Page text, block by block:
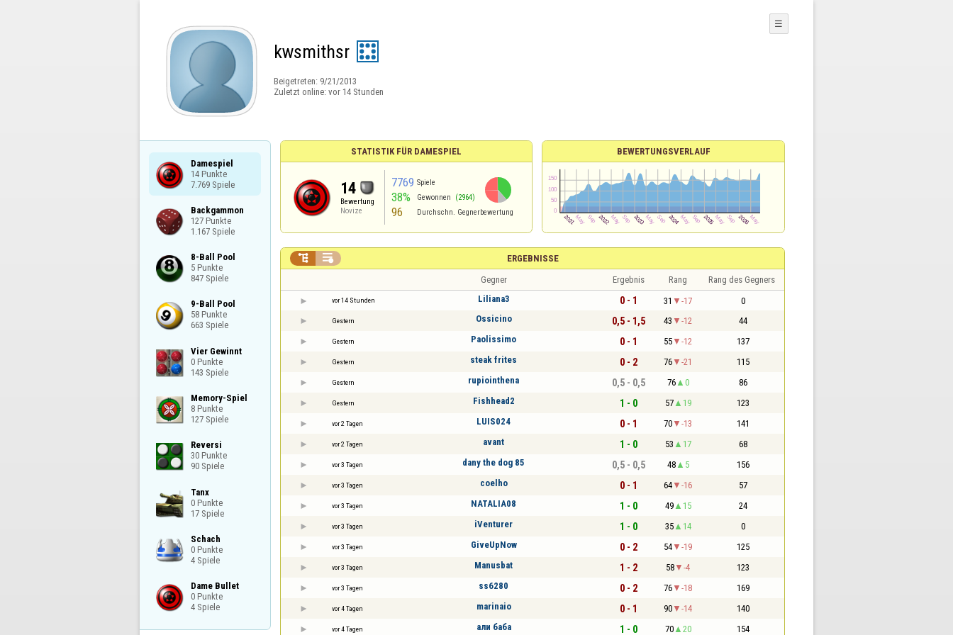
kwsmithsr
Beigetreten: 9/21/2013
Zuletzt online: vor 14 Stunden
☰
Damespiel
14 Punkte
7.769 Spiele
Backgammon
127 Punkte
1.167 Spiele
8-Ball Pool
5 Punkte
847 Spiele
9-Ball Pool
58 Punkte
663 Spiele
Vier Gewinnt
0 Punkte
143 Spiele
Memory-Spiel
8 Punkte
127 Spiele
Reversi
30 Punkte
90 Spiele
Tanx
0 Punkte
17 Spiele
Schach
0 Punkte
4 Spiele
Dame Bullet
0 Punkte
4 Spiele
STATISTIK FÜR DAMESPIEL
14
Bewertung
Novize
7769 Spiele
38% Gewonnen (2964)
96 Durchschn. Gegnerbewertung
BEWERTUNGSVERLAUF
ERGEBNISSE
 
Gegner Ergebnis Rang Rang des Gegners
vor 14 Stunden Liliana3 0 - 1 31 -17 0
Gestern Ossicino 0,5 - 1,5 43 -12 44
Gestern Paolissimo 0 - 1 55 -12 137
Gestern steak frites 0 - 2 76 -21 115
Gestern rupiointhena 0,5 - 0,5 76 0 86
Gestern Fishhead2 1 - 0 57 19 123
vor 2 Tagen LUIS024 0 - 1 70 -13 141
vor 2 Tagen avant 1 - 0 53 17 68
vor 3 Tagen dany the dog 85 0,5 - 0,5 48 5 156
vor 3 Tagen coelho 0 - 1 64 -16 57
vor 3 Tagen NATALIA08 1 - 0 49 15 24
vor 3 Tagen iVenturer 1 - 0 35 14 0
vor 3 Tagen GiveUpNow 0 - 2 54 -19 125
vor 3 Tagen Manusbat 1 - 2 58 -4 123
vor 3 Tagen ss6280 0 - 2 76 -18 169
vor 4 Tagen marinaio 0 - 1 90 -14 140
vor 4 Tagen али баба 1 - 0 70 20 154